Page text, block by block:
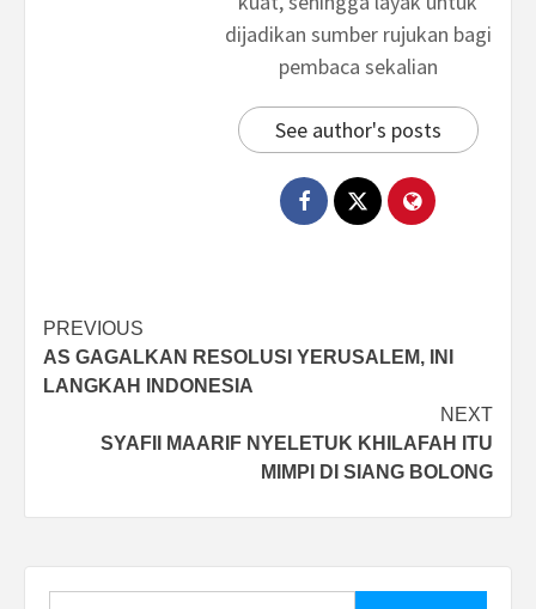
dijadikan sumber rujukan bagi
pembaca sekalian
See author's posts
Post
navigation
PREVIOUS
AS GAGALKAN RESOLUSI YERUSALEM, INI
LANGKAH INDONESIA
NEXT
SYAFII MAARIF NYELETUK KHILAFAH ITU
MIMPI DI SIANG BOLONG